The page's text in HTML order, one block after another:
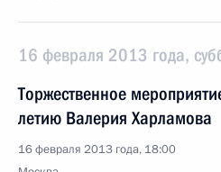
16 февраля 2013 года,
Торжественное
летию Валерия Харламова
16 февраля 2013 года, 18:00